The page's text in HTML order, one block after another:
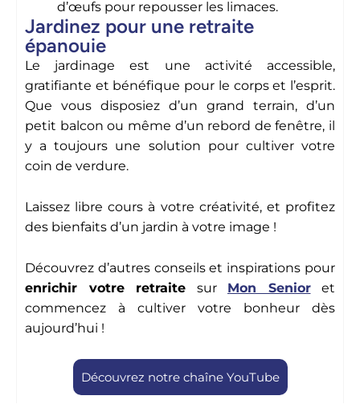
d’œufs pour repousser les limaces.
Jardinez pour une retraite
épanouie
Le jardinage est une activité accessible,
gratifiante et bénéfique pour le corps et l’esprit.
Que vous disposiez d’un grand terrain, d’un
petit balcon ou même d’un rebord de fenêtre, il
y a toujours une solution pour cultiver votre
coin de verdure.
Laissez libre cours à votre créativité, et profitez
des bienfaits d’un jardin à votre image !
Découvrez d’autres conseils et inspirations pour
enrichir votre retraite sur Mon Senioret
commencez à cultiver votre bonheur dès
aujourd’hui !
Découvrez notre chaîne YouTube